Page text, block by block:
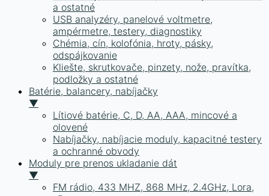
a ostatné
USB analyzéry, panelové voltmetre,
ampérmetre, testery, diagnostiky
Chémia, cín, kolofónia, hroty, pásky,
odspájkovanie
Kliešte, skrutkovače, pinzety, nože, pravítka,
podložky a ostatné
Batérie, balancery, nabíjačky
▼
Lítiové batérie, C, D, AA, AAA, mincové a
olovené
Nabíjačky, nabíjacie moduly, kapacitné testery
a ochranné obvody
Moduly pre prenos ukladanie dát
▼
FM rádio, 433 MHZ, 868 MHz, 2.4GHz, Lora,